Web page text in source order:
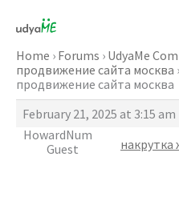
content
Home › Forums › UdyaMe
продвижение сайта москва ›
продвижение сайта москва
February 21, 2025 at 3:15 am
HowardNum
Guest